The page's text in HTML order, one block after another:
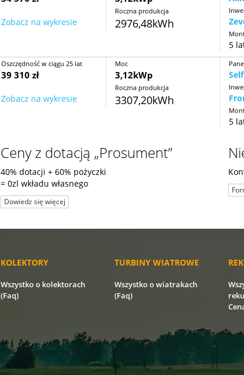
Zobacz na wykresie
Roczna produkcja
2976,48kWh
5
Oszczędność w ciągu 25 lat
39 310 zł
Zobacz na wykresie
Moc
3,12kWp
Roczna produkcja
3307,20kWh
5
Ceny z dotacją „Prosument”
40% dotacji + 60% pożyczki
= 0zl wkładu własnego
Dowiedz się więcej
KOLEKTORY
Wszystko o kolektorach
(Faq)
TURBINY WIATROWE
Wszystko o wiatrakach
(Faq)